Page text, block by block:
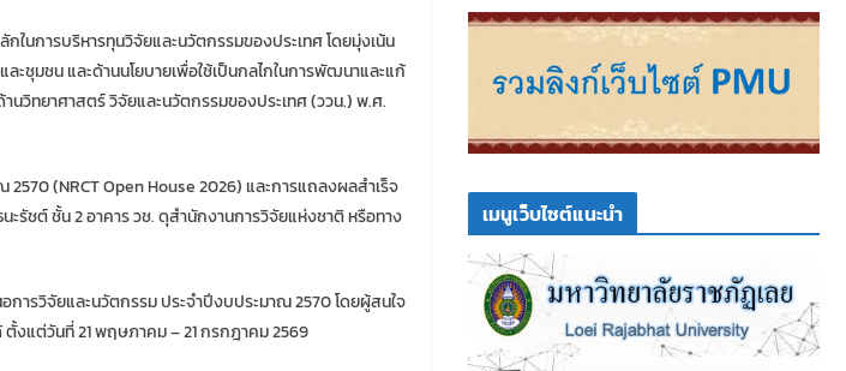
นการบริหารทุนวิจัยและนวัตกรรมของประเทศ โดยมุ่งเน้น
ะชุมชน และด้านนโยบายเพื่อใช้เป็นกลไกในการพัฒนาและแก้
ทยาศาสตร์ วิจัยและนวัตกรรมของประเทศ (ววน.) พ.ศ.
(NRCT Open House 2026) และการแถลงผลสำเร็จ
ชต์ ชั้น 2 อาคาร วช. ดุสำนักงานการวิจัยแห่งชาติ หรือทาง
ารวิจัยและนวัตกรรม ประจำปีงบประมาณ 2570 โดยผู้สนใจ
งแต่วันที่ 21 พฤษภาคม – 21 กรกฎาคม 2569
เมนูเว็บไซต์แนะนำ